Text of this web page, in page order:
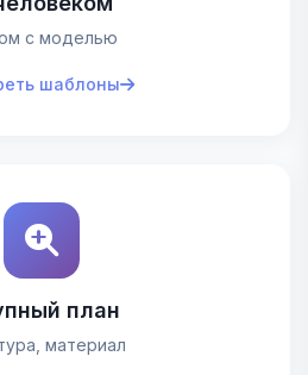
с моделью
шаблоны
план
материал